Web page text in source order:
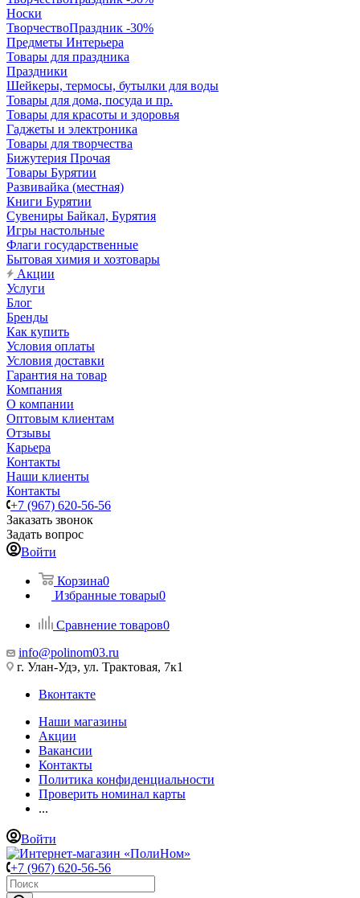
Носки
ТворчествоПраздник -30%
Предметы Интерьера
Товары для праздника
Праздники
Шейкеры, термосы, бутылки для воды
Товары для дома, посуда и пр.
Товары для красоты и здоровья
Гаджеты и электроника
Товары для творчества
Бижутерия Прочая
Товары Бурятии
Развивайка (местная)
Книги Бурятии
Сувениры Байкал, Бурятия
Игры настольные
Флаги государственные
Бытовая химия и хозтовары
Акции
Услуги
Блог
Бренды
Как купить
Условия оплаты
Условия доставки
Гарантия на товар
Компания
О компании
Оптовым клиентам
Отзывы
Карьера
Контакты
Наши клиенты
Контакты
+7 (967) 620-56-56
Заказать звонок
Задать вопрос
Войти
Корзина0
Избранные товары0
Сравнение товаров0
info@polinom03.ru
г. Улан-Удэ, ул. Трактовая, 7к1
Вконтакте
Наши магазины
Акции
Вакансии
Контакты
Политика конфиденциальности
Проверить номинал карты
...
Войти
+7 (967) 620-56-56